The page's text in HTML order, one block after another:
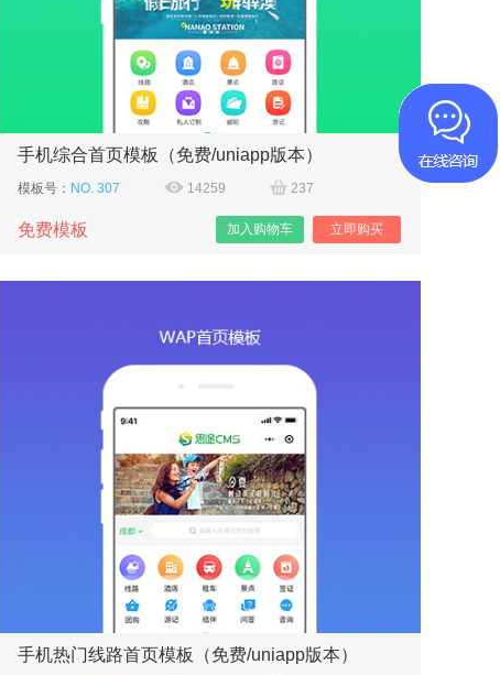
手机综合首页模板（免费/uniapp版本）
模板号： NO. 307 14259 237
免费模板 立即购买
加入购物车
手机热门线路首页模板（免费/uniapp版本）